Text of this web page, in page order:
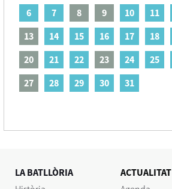
6
7 8 9 10 11
13
14 15 16 17 18
20
21 22 23 24 25
27
28 29 30 31
LA BATLLÒRIA
ACTUALITAT